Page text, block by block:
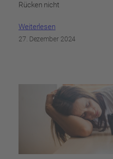
Rücken nicht
Weiterlesen
27. Dezember 2024